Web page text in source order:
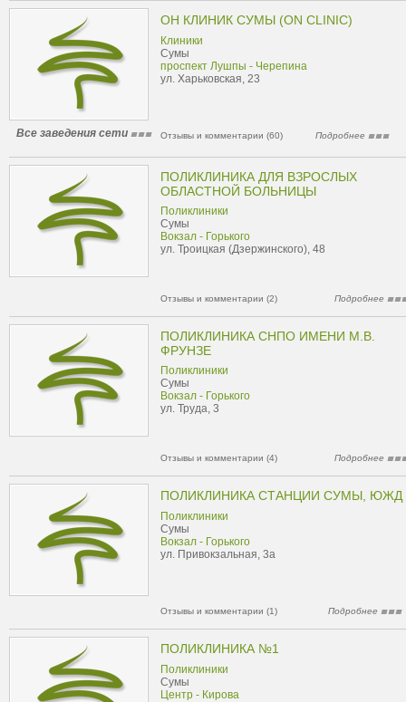
ОН КЛИНИК СУМЫ (ON CLINIC)
Клиники
Сумы
проспект Лушпы - Черепина
ул. Харьковская, 23
Все заведения сети Отзывы и комментарии (60) Подробнее
ПОЛИКЛИНИКА ДЛЯ ВЗРОСЛЫХ
ОБЛАСТНОЙ БОЛЬНИЦЫ
Поликлиники
Сумы
Вокзал - Горького
ул. Троицкая (Дзержинского), 48
Отзывы и комментарии (2) Подробнее
ПОЛИКЛИНИКА СНПО ИМЕНИ М.В.
ФРУНЗЕ
Поликлиники
Сумы
Вокзал - Горького
ул. Труда, 3
Отзывы и комментарии (4) Подробнее
ПОЛИКЛИНИКА СТАНЦИИ СУМЫ, ЮЖД
Поликлиники
Сумы
Вокзал - Горького
ул. Привокзальная, 3а
Отзывы и комментарии (1) Подробнее
ПОЛИКЛИНИКА №1
Поликлиники
Сумы
Центр - Кирова